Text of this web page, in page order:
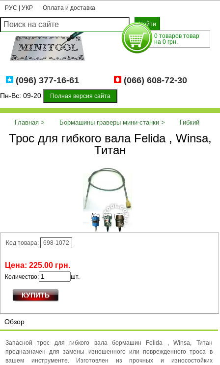
РУС УКР Оплата и доставка
0 товаров товар
на 0 грн.
(096) 377-16-61 (066) 608-72-30
Пн-Вс: 09-20 Полная версия сайта
Главная Бормашины граверы мини-станки
Гибкий
вал, трос, наконечник
Трос для гибкого вала Felida , Winsa,
Трос для гибкого вала Felida , Winsa,
Титан
Код товара: 698-1072
Цена: 225.00 грн.
Количество: шт.
Обзор
Запасной трос для гибкого вала бормашин Felida , Winsa, Титан
предназначен для замены изношенного или поврежденного троса в
вашем инструменте. Изготовлен из прочных и износостойких